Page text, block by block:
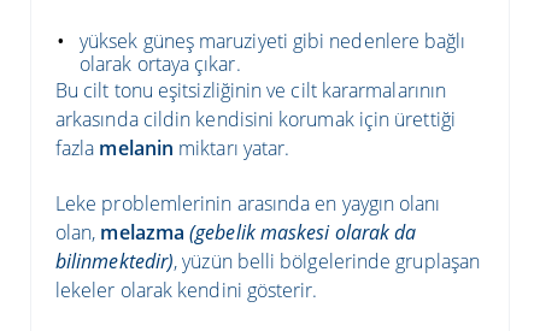
yüksek güneş maruziyeti gibi nedenlere bağlı
olarak ortaya çıkar.
Bu cilt tonu eşitsizliğinin ve cilt kararmalarının
arkasında cildin kendisini korumak için ürettiği
fazla melanin miktarı yatar.
Leke problemlerinin arasında en yaygın olanı
olan, melazma (gebelik maskesi olarak da
bilinmektedir), yüzün belli bölgelerinde gruplaşan
lekeler olarak kendini gösterir.